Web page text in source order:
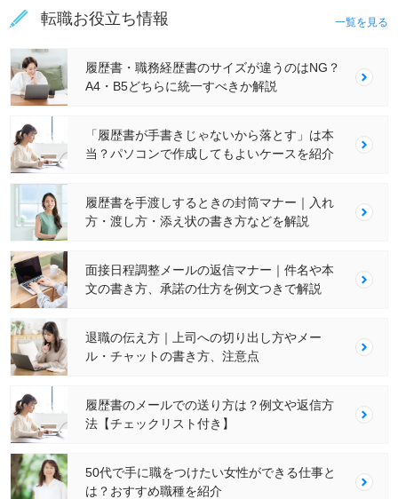
転職お役立ち情報 一覧を見る
履歴書・職務経歴書のサイズが違うのはNG？
A4・B5どちらに統一すべきか解説
「履歴書が手書きじゃないから落とす」は本
当？パソコンで作成してもよいケースを紹介
履歴書を手渡しするときの封筒マナー｜入れ
方・渡し方・添え状の書き方などを解説
面接日程調整メールの返信マナー｜件名や本
文の書き方、承諾の仕方を例文つきで解説
退職の伝え方｜上司への切り出し方やメー
ル・チャットの書き方、注意点
履歴書のメールでの送り方は？例文や返信方
法【チェックリスト付き】
50代で手に職をつけたい女性ができる仕事と
は？おすすめ職種を紹介